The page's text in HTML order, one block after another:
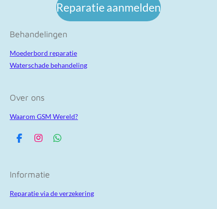
Reparatie aanmelden
Behandelingen
Moederbord reparatie
Waterschade behandeling
Over ons
Waarom GSM Wereld?
F
b
o
I
a
r
W
p
Informatie
Reparatie via de verzekering